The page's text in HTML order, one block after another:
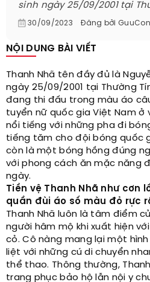
sinh ngày 25/09/2001 tại
30/09/2023 Đăng bởi
NỘI DUNG BÀI VIẾT
Thanh Nhã tên đầy đủ là
ngày 25/09/2001 tại Thường
đang thi đấu trong màu áo
tuyển nữ quốc gia Việt Nam ở
nổi tiếng với những pha đi
tiếng tăm cho đội bóng quốc
còn là một bóng hồng đúng
với phong cách ăn mặc năng
ngày.
Tiền vệ Thanh Nhã như cơn
quần đùi áo số màu đỏ rực
Thanh Nhã luôn là tâm điểm
người hâm mộ khi xuất hiện
cỏ. Cô nàng mang lại một
liệt với những cú di chuyển
thể thao. Thông thường,
trang phục bảo hộ lẫn nội y